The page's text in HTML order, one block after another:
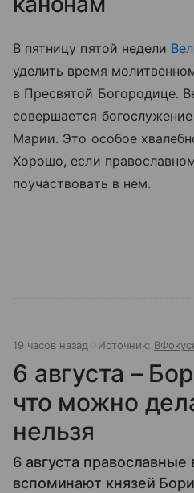
В пятницу пятой недели
уделить время
в Пресвятой Богородице.
совершается
Марии. Это особое
Хорошо, если
поучаствовать в нем.
19 часов назад Источник:
6 августа –
что можно
нельзя
6 августа
вспоминают князей